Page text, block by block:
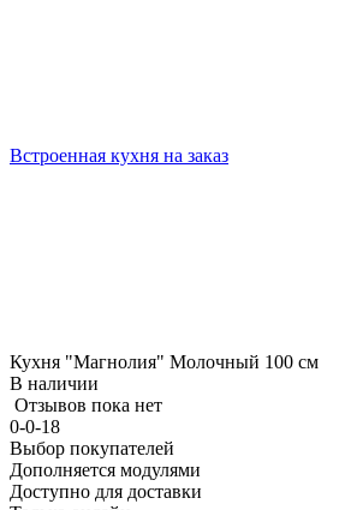
Встроенная кухня на заказ
Кухня "Магнолия" Молочный 100 см
В наличии
Отзывов пока нет
0-0-18
Выбор покупателей
Дополняется модулями
Доступно для доставки